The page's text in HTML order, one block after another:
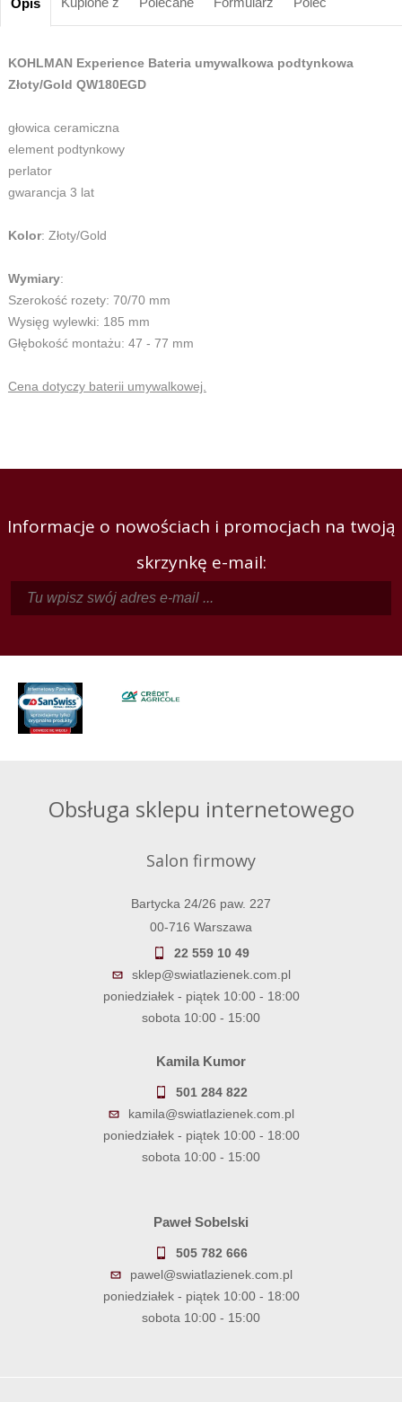
KOHLMAN Experience Bateria umywalkowa podtynkowa
Złoty/Gold QW180EGD
głowica ceramiczna
element podtynkowy
perlator
gwarancja 3 lat
Kolor: Złoty/Gold
Wymiary:
Szerokość rozety: 70/70 mm
Wysięg wylewki: 185 mm
Głębokość montażu: 47 - 77 mm
Cena dotyczy baterii umywalkowej.
Informacje o nowościach i promocjach na twoją
skrzynkę e-mail:
Obsługa sklepu internetowego
Salon firmowy
Bartycka 24/26 paw. 227
00-716 Warszawa
22 559 10 49
sklep@swiatlazienek.com.pl
poniedziałek - piątek 10:00 - 18:00
sobota 10:00 - 15:00
Kamila Kumor
501 284 822
kamila@swiatlazienek.com.pl
poniedziałek - piątek 10:00 - 18:00
sobota 10:00 - 15:00
Paweł Sobelski
505 782 666
pawel@swiatlazienek.com.pl
poniedziałek - piątek 10:00 - 18:00
sobota 10:00 - 15:00